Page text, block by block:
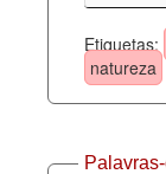
Etiquetas:
natureza